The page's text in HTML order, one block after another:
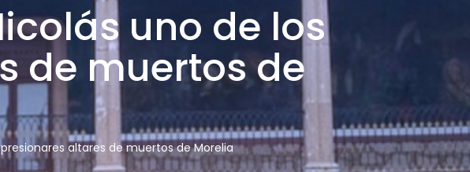
uno de los
de muertos de
altares de muertos de Morelia